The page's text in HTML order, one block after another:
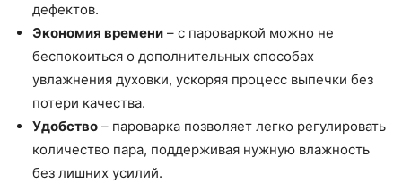
дефектов.
Экономия времени – с пароваркой можно не
беспокоиться о дополнительных способах
увлажнения духовки, ускоряя процесс выпечки без
потери качества.
Удобство – пароварка позволяет легко регулировать
количество пара, поддерживая нужную влажность
без лишних усилий.